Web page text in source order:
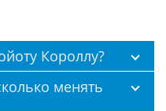
Короллу?
менять